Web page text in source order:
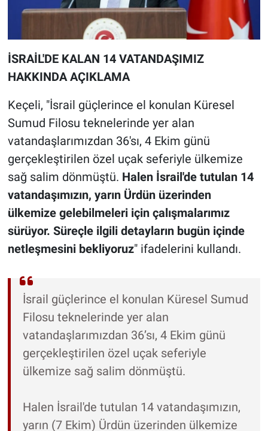
İSRAİL'DE KALAN 14 VATANDAŞIMIZ
HAKKINDA AÇIKLAMA
Keçeli, "İsrail güçlerince el konulan Küresel
Sumud Filosu teknelerinde yer alan
vatandaşlarımızdan 36'sı, 4 Ekim günü
gerçekleştirilen özel uçak seferiyle ülkemize
sağ salim dönmüştü. Halen İsrail'de tutulan 14
vatandaşımızın, yarın Ürdün üzerinden
ülkemize gelebilmeleri için çalışmalarımız
sürüyor. Süreçle ilgili detayların bugün içinde
netleşmesini bekliyoruz" ifadelerini kullandı.
İsrail güçlerince el konulan Küresel Sumud
Filosu teknelerinde yer alan
vatandaşlarımızdan 36’sı, 4 Ekim günü
gerçekleştirilen özel uçak seferiyle
ülkemize sağ salim dönmüştü.
Halen İsrail'de tutulan 14 vatandaşımızın,
yarın (7 Ekim) Ürdün üzerinden ülkemize